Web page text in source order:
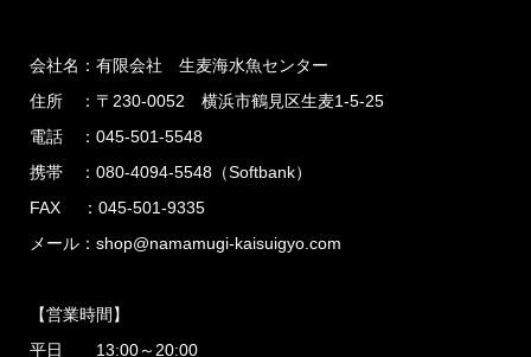
会社名：有限会社 生麦海水魚センター
住所 ：〒230-0052 横浜市鶴見区生麦1-5-25
電話 ：045-501-5548
携帯 ：080-4094-5548（Softbank）
FAX ：045-501-9335
メール：shop@namamugi-kaisuigyo.com
【営業時間】
平日 13:00～20:00